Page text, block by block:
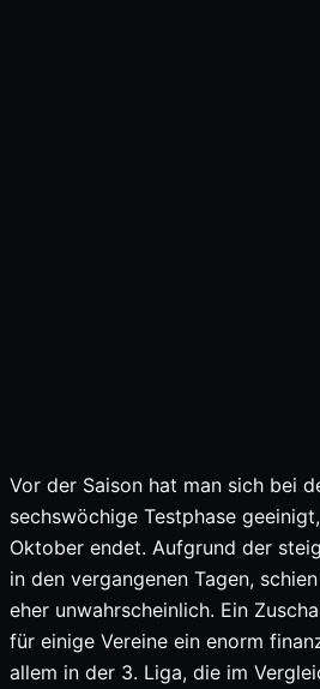
Vor der Saison hat man sich bei
sechswöchige Testphase
Oktober endet. Aufgrund der
in den vergangenen Tagen,
eher unwahrscheinlich. Ein
für einige Vereine ein enorm
allem in der 3. Liga, die im